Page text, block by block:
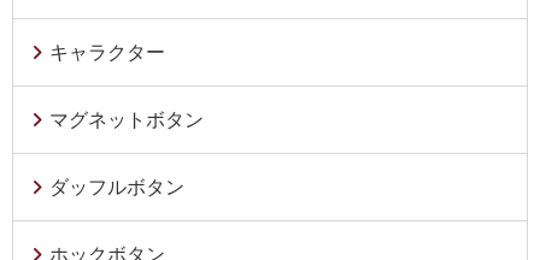
キャラクター
マグネットボタン
ダッフルボタン
ホックボタン